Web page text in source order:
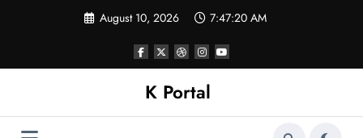
August 10, 2026 7:47:23 AM
K Portal